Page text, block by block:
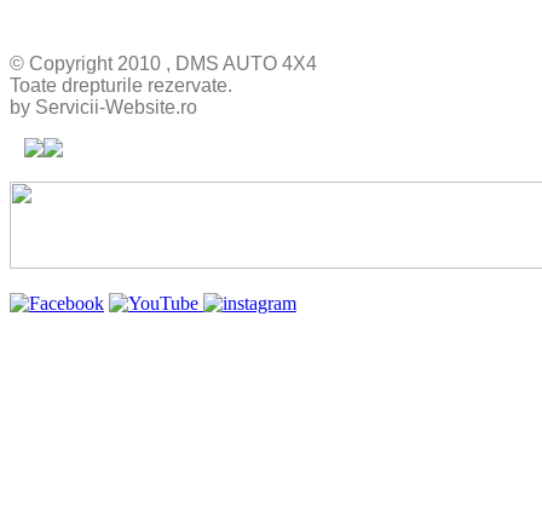
© Copyright 2010 , DMS AUTO 4X4
Toate drepturile rezervate.
by Servicii-Website.ro